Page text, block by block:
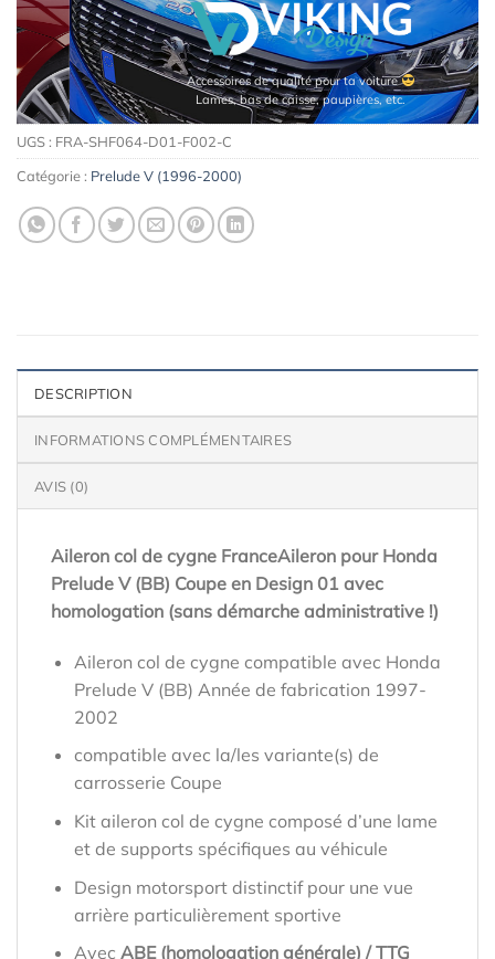
Accessoires de qualité pour ta voiture
Lames, bas de caisse, paupières, etc.
UGS : FRA-SHF064-D01-F002-C
Catégorie : Prelude V (1996-2000)
DESCRIPTION
INFORMATIONS COMPLÉMENTAIRES
AVIS (0)
Aileron col de cygne FranceAileron pour Honda
Prelude V (BB) Coupe en Design 01 avec
homologation (sans démarche administrative !)
Aileron col de cygne compatible avec Honda
Prelude V (BB) Année de fabrication 1997-
2002
compatible avec la/les variante(s) de
carrosserie Coupe
Kit aileron col de cygne composé d’une lame
et de supports spécifiques au véhicule
Design motorsport distinctif pour une vue
arrière particulièrement sportive
Avec ABE (homologation générale) / TTG